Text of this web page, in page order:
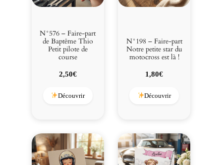
N°576 – Faire-part
de Baptême Thio
Petit pilote de
course
2,50€
Découvrir
N°198 – Faire-part
Notre petite star du
motocross est là !
1,80€
Découvrir